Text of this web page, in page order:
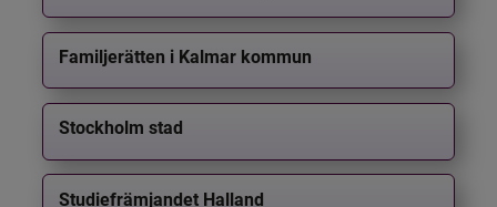
Familjerätten i Kalmar kommun
Stockholm stad
Studiefrämjandet Halland